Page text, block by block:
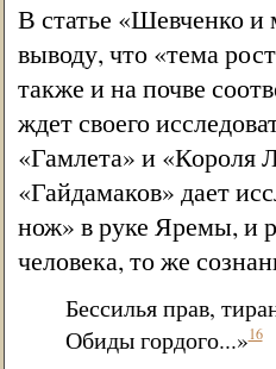
В статье «Шевченко и
выводу, что «тема
также и на почве
ждет своего
«Гамлета» и
«Гайдамаков» дает
нож» в руке Яремы, и
человека, то же
Бессилья прав,
Обиды гордого...»16